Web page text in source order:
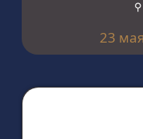
23